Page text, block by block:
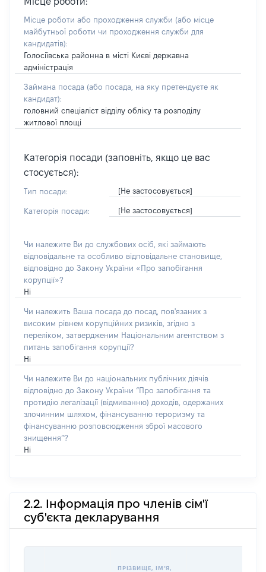
Місце роботи або проходження служби (або місце
майбутньої роботи чи проходження служби для
кандидатів):
Голосіївська районна в місті Києві державна
адміністрація
Займана посада (або посада, на яку претендуєте як
кандидат):
головний спеціаліст відділу обліку та розподілу
житлової площі
Категорія посади (заповніть, якщо це вас
стосується):
Тип посади: [Не застосовується]
Категорія посади: [Не застосовується]
Чи належите Ви до службових осіб, які займають
відповідальне та особливо відповідальне становище,
відповідно до Закону України «Про запобігання
корупції»?
Ні
Чи належить Ваша посада до посад, пов'язаних з
високим рівнем корупційних ризиків, згідно з
переліком, затвердженим Національним агентством з
питань запобігання корупції?
Ні
Чи належите Ви до національних публічних діячів
відповідно до Закону України “Про запобігання та
протидію легалізації (відмиванню) доходів, одержаних
злочинним шляхом, фінансуванню тероризму та
фінансуванню розповсюдження зброї масового
знищення”?
Ні
2.2. Інформація про членів сім'ї
суб'єкта декларування
ПРІЗВИЩЕ, ІМʼЯ,